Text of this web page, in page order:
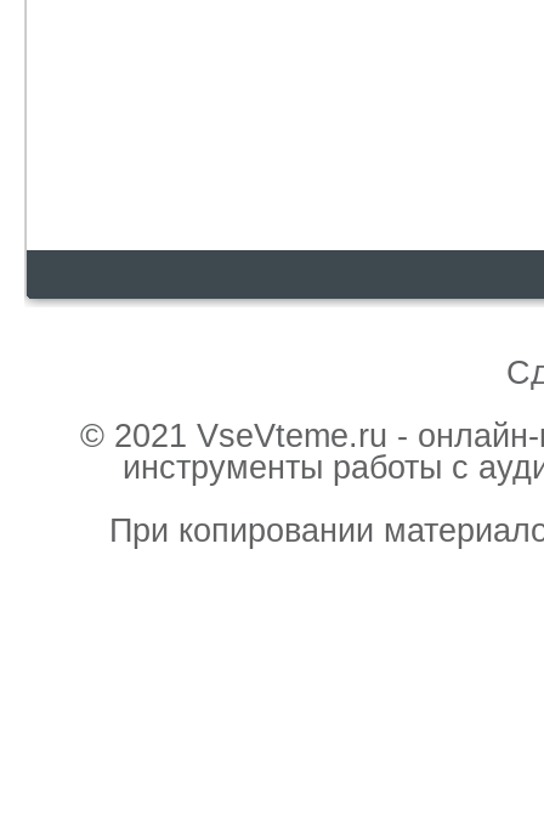
© 2021 VseVteme.ru -
инструменты работы с
При копировании